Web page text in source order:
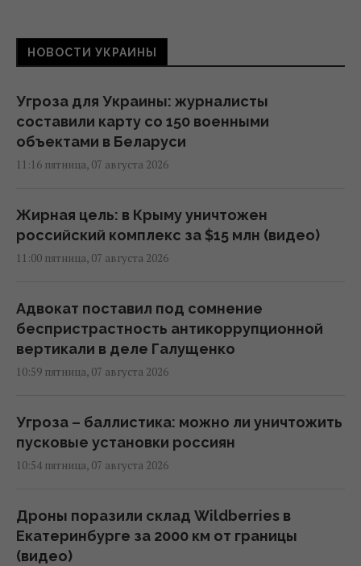
НОВОСТИ УКРАИНЫ
Угроза для Украины: журналисты
составили карту со 150 военными
объектами в Беларуси
11:16 пятница, 07 августа 2026
Жирная цель: в Крыму уничтожен
российский комплекс за $15 млн (видео)
11:00 пятница, 07 августа 2026
Адвокат поставил под сомнение
беспристрастность антикоррупционной
вертикали в деле Галущенко
10:59 пятница, 07 августа 2026
Угроза – баллистика: можно ли уничтожить
пусковые установки россиян
10:54 пятница, 07 августа 2026
Дроны поразили склад Wildberries в
Екатеринбурге за 2000 км от границы
(видео)